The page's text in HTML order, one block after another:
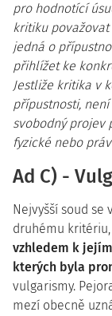
pro hodnotící
kritiku považovat
jedná o
přihlížet ke
Jestliže kritika v
přípustnosti,
svobodný projev
fyzické nebo
Ad C) -
Nejvyšší soud se
druhému
vzhledem k
kterých byla
vulgarismy.
mezí obecně